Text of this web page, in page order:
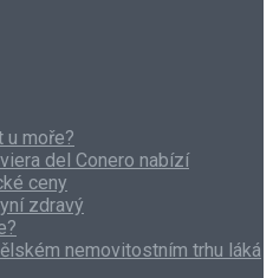
moře?
del Conero nabízí
ceny
zdravý
nemovitostním trhu láká